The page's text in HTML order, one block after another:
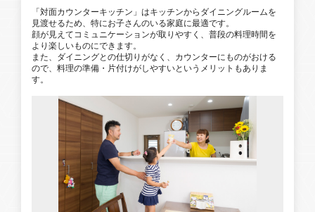
「対面カウンターキッチン」はキッチンからダイニングルームを
見渡せるため、特にお子さんのいる家庭に最適です。
顔が見えてコミュニケーションが取りやすく、普段の料理時間を
より楽しいものにできます。
また、ダイニングとの仕切りがなく、カウンターにものがおける
ので、料理の準備・片付けがしやすいというメリットもありま
す。